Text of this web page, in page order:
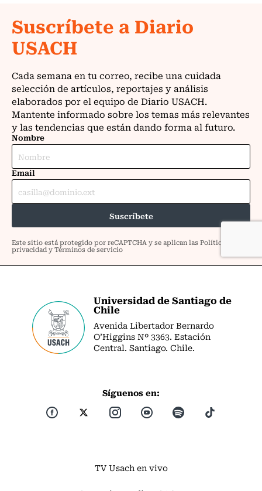
Universidad de Santiago de
Chile
Avenida Libertador Bernardo
O’Higgins Nº 3363. Estación
Central. Santiago. Chile.
Síguenos en:
TV Usach en vivo